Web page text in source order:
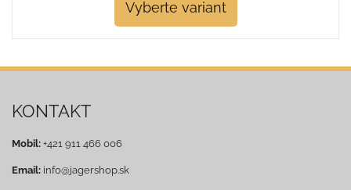
Vyberte variant
KONTAKT
Mobil: +421 911 466 006
Email: info@jagershop.sk